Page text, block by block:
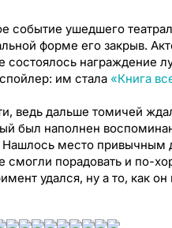
ушедшего
форме его закрыв.
награждение
им стала «Книга
ведь дальше томичей
был наполнен
место привычным
смогли порадовать и по-
удался, ну а то, как